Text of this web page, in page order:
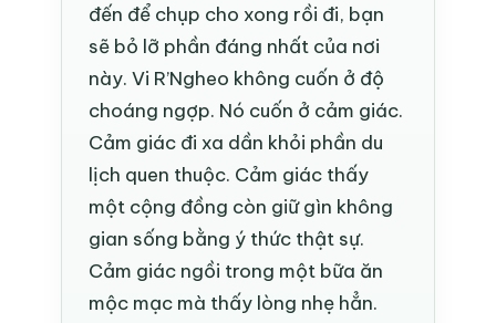
đến để chụp cho xong rồi đi, bạn
sẽ bỏ lỡ phần đáng nhất của nơi
này. Vi R’Ngheo không cuốn ở độ
choáng ngợp. Nó cuốn ở cảm giác.
Cảm giác đi xa dần khỏi phần du
lịch quen thuộc. Cảm giác thấy
một cộng đồng còn giữ gìn không
gian sống bằng ý thức thật sự.
Cảm giác ngồi trong một bữa ăn
mộc mạc mà thấy lòng nhẹ hẳn.